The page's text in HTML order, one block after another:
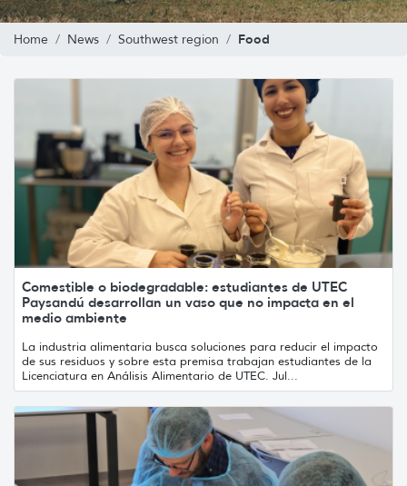
Home News Southwest region Food
Comestible o biodegradable: estudiantes de UTEC
Paysandú desarrollan un vaso que no impacta en el
medio ambiente
La industria alimentaria busca soluciones para reducir el impacto
de sus residuos y sobre esta premisa trabajan estudiantes de la
Licenciatura en Análisis Alimentario de UTEC. Jul...